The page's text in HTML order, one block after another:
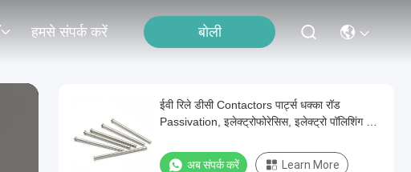
हमसे संपर्क करें बोली
ईवी रिले डीसी Contactors पार्ट्स धक्का रॉड
Passivation, इलेक्ट्रोफोरेसिस, इलेक्ट्रो पॉलिशिंग के
अब संपर्क करें Learn More